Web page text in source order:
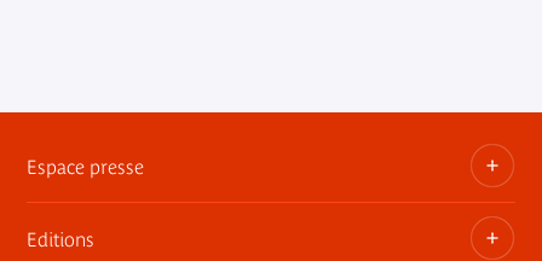
Espace presse
Dossiers, communiqués, bandes annonces
Editions